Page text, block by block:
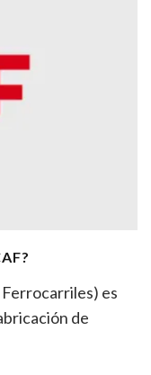
es
de